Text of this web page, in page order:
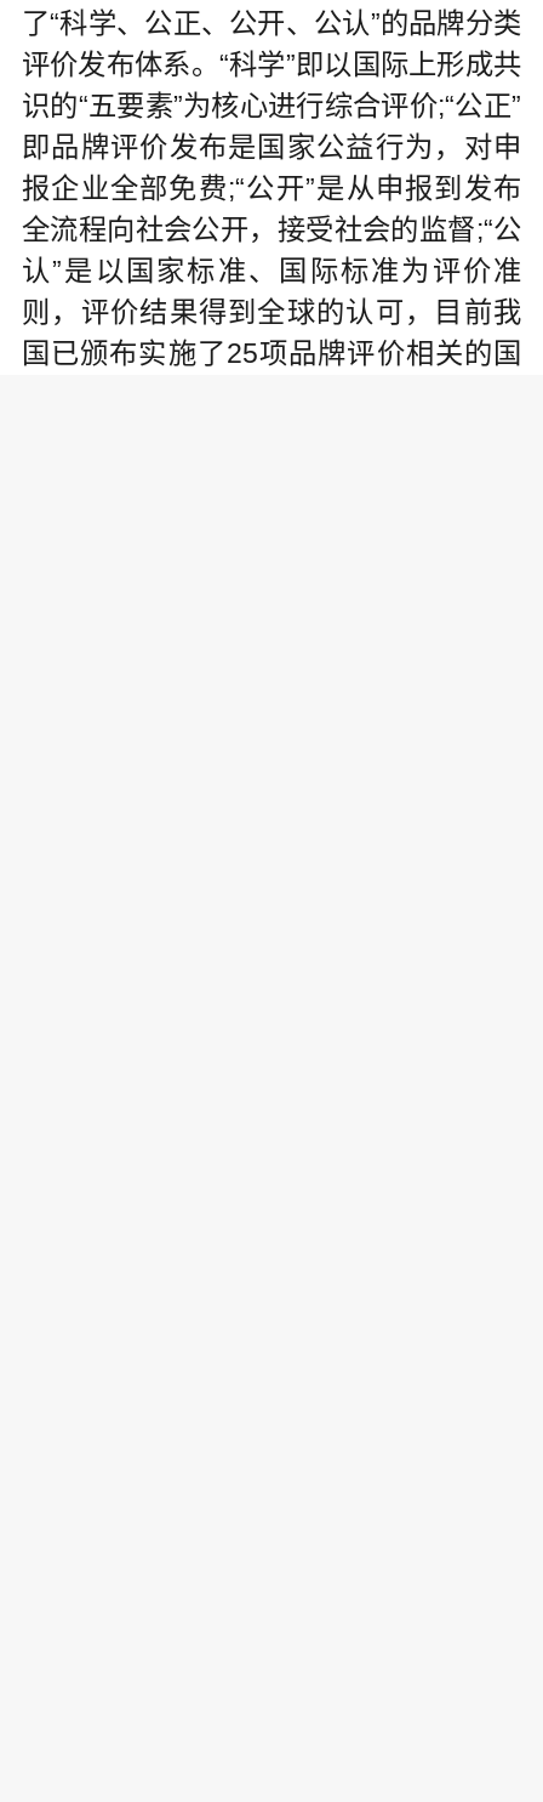
了“科学、公正、公开、公认”的品牌分类
评价发布体系。“科学”即以国际上形成共
识的“五要素”为核心进行综合评价;“公正”
即品牌评价发布是国家公益行为，对申
报企业全部免费;“公开”是从申报到发布
全流程向社会公开，接受社会的监督;“公
认”是以国家标准、国际标准为评价准
则，评价结果得到全球的认可，目前我
国已颁布实施了25项品牌评价相关的国